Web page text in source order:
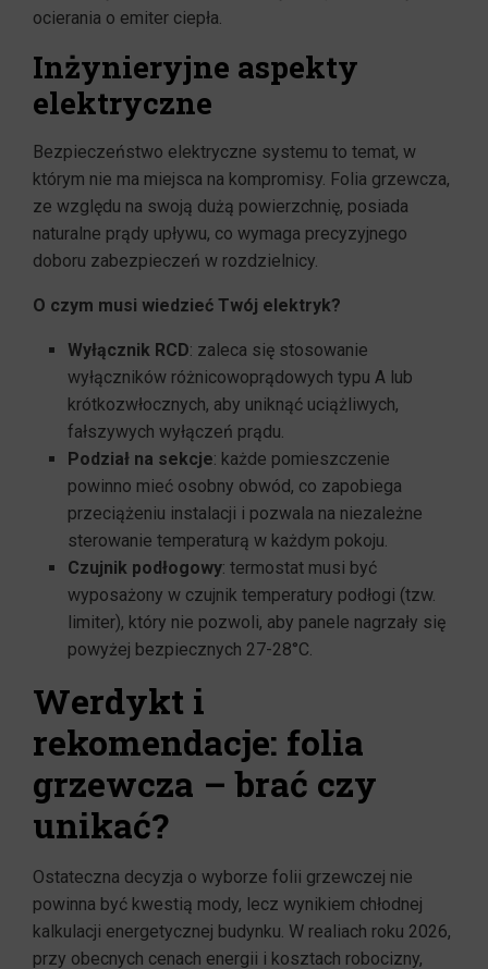
ocierania o emiter ciepła.
Inżynieryjne aspekty
elektryczne
Bezpieczeństwo elektryczne systemu to temat, w
którym nie ma miejsca na kompromisy. Folia grzewcza,
ze względu na swoją dużą powierzchnię, posiada
naturalne prądy upływu, co wymaga precyzyjnego
doboru zabezpieczeń w rozdzielnicy.
O czym musi wiedzieć Twój elektryk?
Wyłącznik RCD: zaleca się stosowanie
wyłączników różnicowoprądowych typu A lub
krótkozwłocznych, aby uniknąć uciążliwych,
fałszywych wyłączeń prądu.
Podział na sekcje: każde pomieszczenie
powinno mieć osobny obwód, co zapobiega
przeciążeniu instalacji i pozwala na niezależne
sterowanie temperaturą w każdym pokoju.
Czujnik podłogowy: termostat musi być
wyposażony w czujnik temperatury podłogi (tzw.
limiter), który nie pozwoli, aby panele nagrzały się
powyżej bezpiecznych 27-28°C.
Werdykt i
rekomendacje: folia
grzewcza – brać czy
unikać?
Ostateczna decyzja o wyborze folii grzewczej nie
powinna być kwestią mody, lecz wynikiem chłodnej
kalkulacji energetycznej budynku. W realiach roku 2026,
przy obecnych cenach energii i kosztach robocizny,